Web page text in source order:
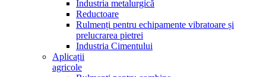
Industria metalurgică
Reductoare
Rulmenți pentru echipamente vibratoare și
prelucrarea pietrei
Industria Cimentului
Aplicații
agricole